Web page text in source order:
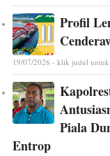
Profil
19/07/2026 - klik judul untuk
Piala
Entrop